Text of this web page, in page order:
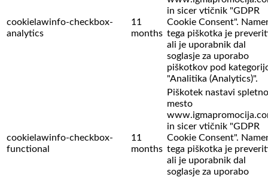
cookielawinfo-checkbox-
analytics
11
months
in sicer vtičnik "GDPR
Cookie Consent".
tega piškotka je
ali je uporabnik dal
soglasje za uporabo
piškotkov pod
"Analitika (Analytics)".
cookielawinfo-checkbox-
functional
11
months
Piškotek nastavi spletno
mesto
in sicer vtičnik "GDPR
Cookie Consent".
tega piškotka je
ali je uporabnik dal
soglasje za uporabo